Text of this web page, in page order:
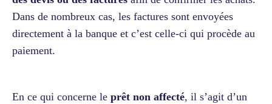
Dans de nombreux cas, les factures sont envoyées
directement à la banque et c’est celle-ci qui procède au
paiement.
En ce qui concerne le prêt non affecté, il s’agit d’un